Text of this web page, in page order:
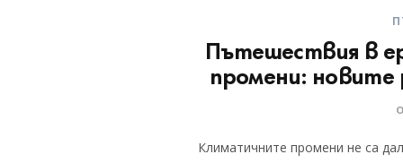
Пътешествия в
промени:
Климатичните промени не са